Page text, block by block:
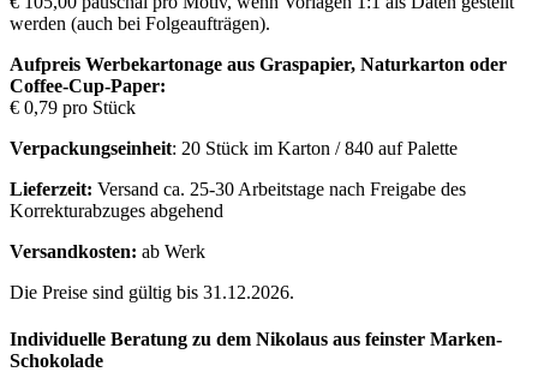
werden (auch bei Folgeaufträgen).
Aufpreis Werbekartonage aus Graspapier, Naturkarton oder
Coffee-Cup-Paper:
€ 0,79 pro Stück
Verpackungseinheit: 20 Stück im Karton / 840 auf Palette
Lieferzeit: Versand ca. 25-30 Arbeitstage nach Freigabe des
Korrekturabzuges abgehend
Versandkosten: ab Werk
Die Preise sind gültig bis 31.12.2026.
Individuelle Beratung zu dem Nikolaus aus feinster Marken-
Schokolade